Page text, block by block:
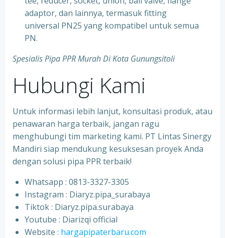
adaptor, dan lainnya, termasuk fitting
universal PN25 yang kompatibel untuk semua
PN.
Spesialis Pipa PPR Murah Di Kota Gunungsitoli
Hubungi Kami
Untuk informasi lebih lanjut, konsultasi produk, atau
penawaran harga terbaik, jangan ragu
menghubungi tim marketing kami. PT Lintas Sinergy
Mandiri siap mendukung kesuksesan proyek Anda
dengan solusi pipa PPR terbaik!
Whatsapp : 0813-3327-3305
⁠Instagram : Diaryz.pipa_surabaya
⁠Tiktok : Diaryz.pipa.surabaya
⁠Youtube : Diarizqi official
⁠Website : hargapipaterbaru.com